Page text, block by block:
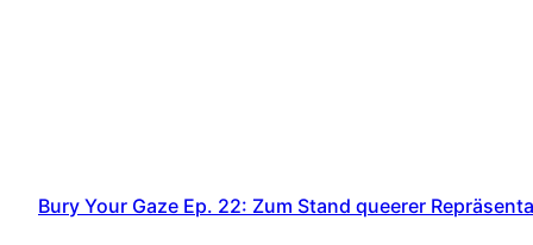
Bury Your Gaze Ep. 22: Zum Stand queerer